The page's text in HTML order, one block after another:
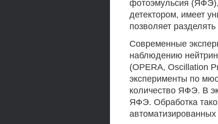
фотоэмульсия
детектором, имеет
позволяет
Современные
наблюдению
(OPERA, Oscillation
эксперименты по
количество ЯФЭ. В
ЯФЭ. Обработка